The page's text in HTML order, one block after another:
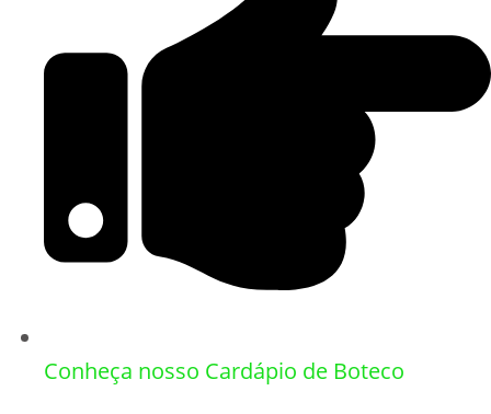
Conheça nosso Cardápio de Boteco